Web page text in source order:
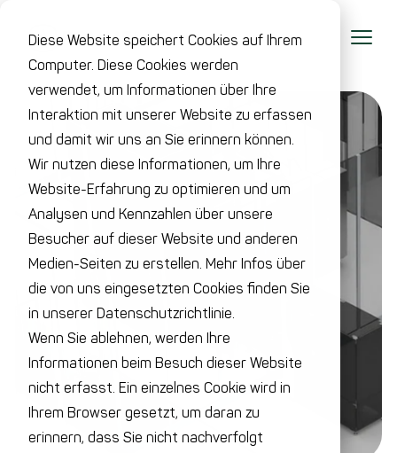
Diese Website speichert Cookies auf Ihrem
Computer. Diese Cookies werden
verwendet, um Informationen über Ihre
Interaktion mit unserer Website zu erfassen
und damit wir uns an Sie erinnern können.
Wir nutzen diese Informationen, um Ihre
Website-Erfahrung zu optimieren und um
Analysen und Kennzahlen über unsere
Besucher auf dieser Website und anderen
Medien-Seiten zu erstellen. Mehr Infos über
die von uns eingesetzten Cookies finden Sie
in unserer Datenschutzrichtlinie.
Wenn Sie ablehnen, werden Ihre
Informationen beim Besuch dieser Website
nicht erfasst. Ein einzelnes Cookie wird in
Ihrem Browser gesetzt, um daran zu
erinnern, dass Sie nicht nachverfolgt